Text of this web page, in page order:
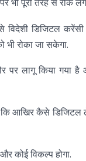
भी पूरी तरह से रोक
विदेशी डिजिटल
भी रोका जा सकेगा.
पर लागू किया गया
आखिर कैसे डिजिटल
कोई विकल्प होगा.